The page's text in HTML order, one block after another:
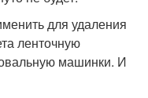
для удаления
ленточную
машинки. И